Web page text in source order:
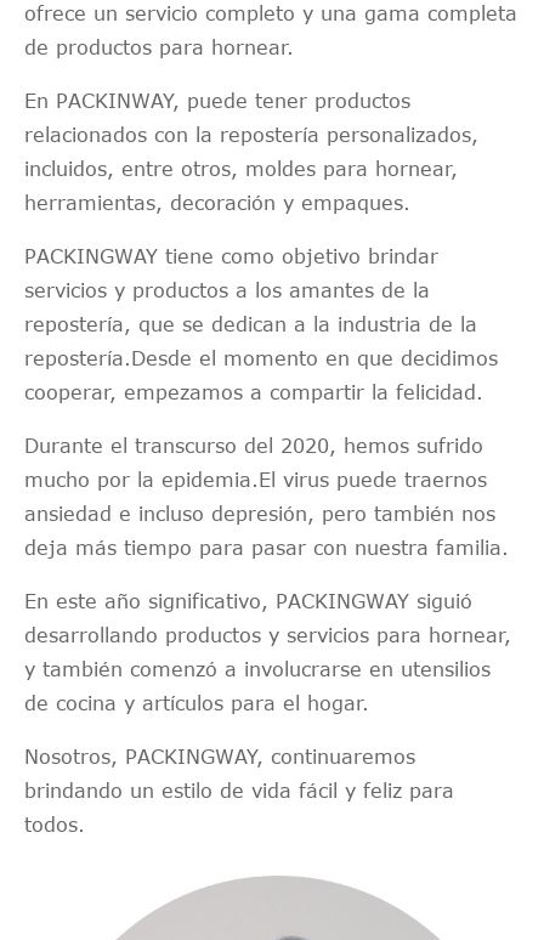
ofrece un servicio completo y una gama completa
de productos para hornear.
En PACKINWAY, puede tener productos
relacionados con la repostería personalizados,
incluidos, entre otros, moldes para hornear,
herramientas, decoración y empaques.
PACKINGWAY tiene como objetivo brindar
servicios y productos a los amantes de la
repostería, que se dedican a la industria de la
repostería.Desde el momento en que decidimos
cooperar, empezamos a compartir la felicidad.
Durante el transcurso del 2020, hemos sufrido
mucho por la epidemia.El virus puede traernos
ansiedad e incluso depresión, pero también nos
deja más tiempo para pasar con nuestra familia.
En este año significativo, PACKINGWAY siguió
desarrollando productos y servicios para hornear,
y también comenzó a involucrarse en utensilios
de cocina y artículos para el hogar.
Nosotros, PACKINGWAY, continuaremos
brindando un estilo de vida fácil y feliz para
todos.